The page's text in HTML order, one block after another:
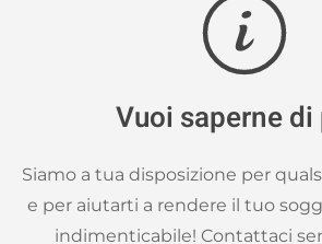
Vuoi saperne di
Siamo a tua disposizione per
e per aiutarti a rendere il tuo
indimenticabile! Contattaci